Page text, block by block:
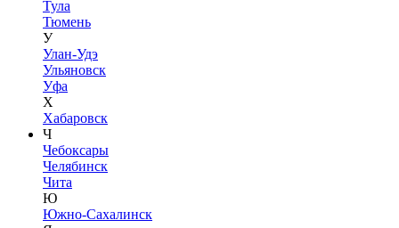
Тула
Тюмень
У
Улан-Удэ
Ульяновск
Уфа
Х
Хабаровск
Ч
Чебоксары
Челябинск
Чита
Ю
Южно-Сахалинск